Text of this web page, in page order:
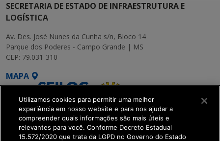
SECRETARIA DE ESTADO DE INFRAESTRUTURA E
LOGÍSTICA
Av. Des. José Nunes da Cunha s/n, Bloco 14
Parque dos Poderes - Campo Grande | MS
CEP: 79.031-310
MAPA
Utilizamos cookies para permitir uma melhor
experiência em nosso website e para nos ajudar a
compreender quais informações são mais úteis e
relevantes para você. Conforme Decreto Estadual
15.572/2020 que trata da LGPD no Governo do Estado